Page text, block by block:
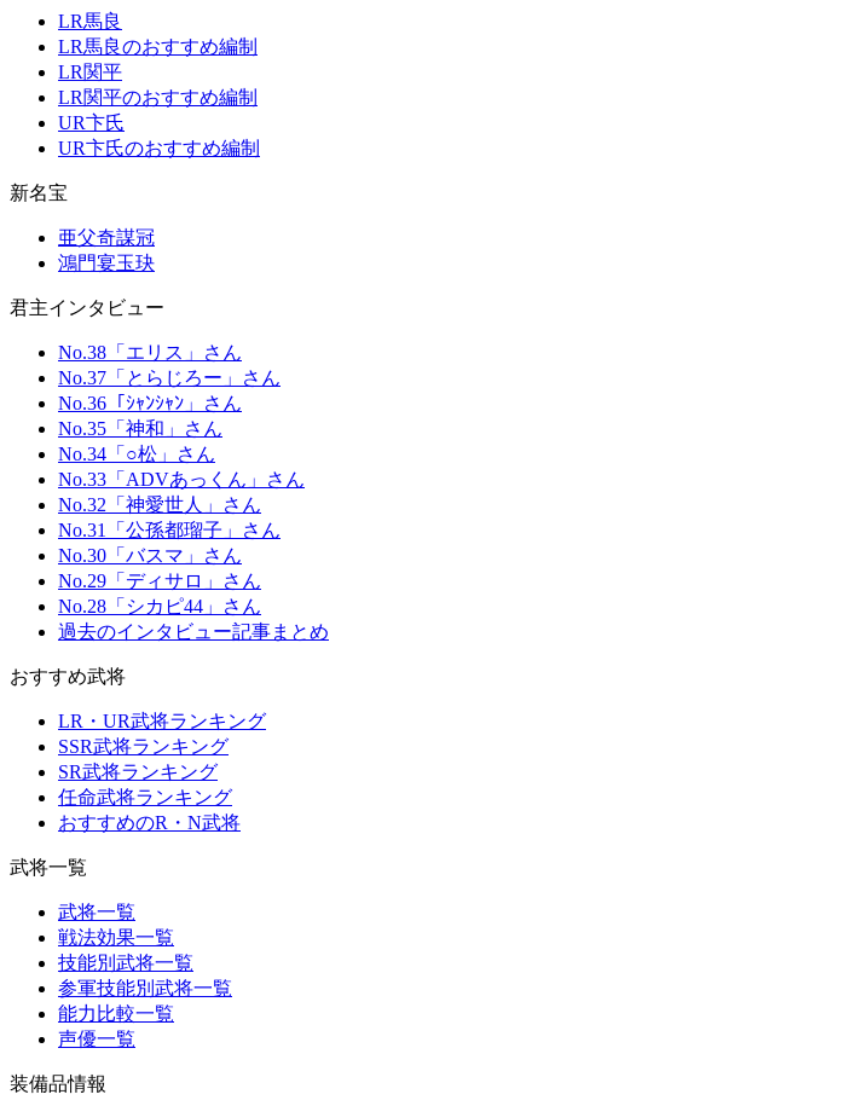
LR馬良
LR馬良のおすすめ編制
LR関平
LR関平のおすすめ編制
UR卞氏
UR卞氏のおすすめ編制
新名宝
亜父奇謀冠
鴻門宴玉玦
君主インタビュー
No.38「エリス」さん
No.37「とらじろー」さん
No.36「ｼｬﾝｼｬﾝ」さん
No.35「神和」さん
No.34「○松」さん
No.33「ADVあっくん」さん
No.32「神愛世人」さん
No.31「公孫都瑠子」さん
No.30「バスマ」さん
No.29「ディサロ」さん
No.28「シカピ44」さん
過去のインタビュー記事まとめ
おすすめ武将
LR・UR武将ランキング
SSR武将ランキング
SR武将ランキング
任命武将ランキング
おすすめのR・N武将
武将一覧
武将一覧
戦法効果一覧
技能別武将一覧
参軍技能別武将一覧
能力比較一覧
声優一覧
装備品情報